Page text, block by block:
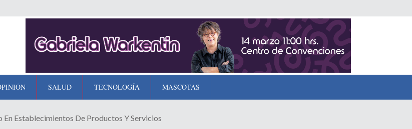
SALUD TECNOLOGÍA MASCOTAS
Establecimientos De Productos Y Servicios